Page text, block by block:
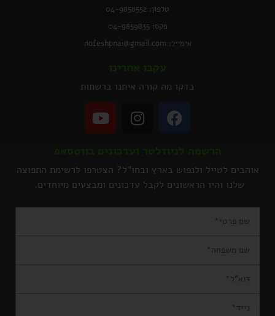
טלפון: 04-9858552
פקס: 04-9859835
אימייל: nofeshpnai@gmail.com
עקבו אחרינו
בדקו מה קורה איתנו ברשתות
הרשמה לניוזלטר ועדכונים בווטסאפ
אוהבים לטייל ולנפוש בארץ ובחו"ל? הצטרפו לרשימת התפוצה
שלנו והיו הראשונים לקבל עדכונים ומבצעים מיוחדים.